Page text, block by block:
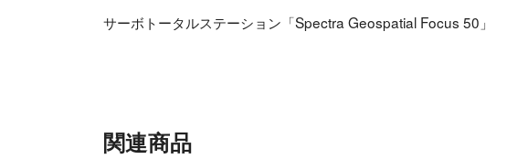
サーボトータルステーション「Spectra Geospatial Focus 50」
関連商品